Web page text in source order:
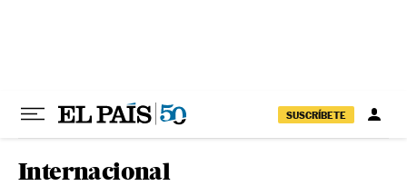
SUSCRÍBETE
Internacional